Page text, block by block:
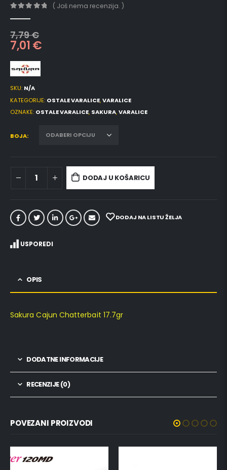
( Još nema recenzija. )
7,79€
7,01€
SKU: N/A
KATEGORIJE: OSTALE VARALICE,VARALICE
OZNAKE: OSTALE VARALICE, SAKURA,VARALICE
BOJA
DODAJ U KOŠARICU
DODAJ NA LISTU ŽELJA
USPOREDI
OPIS
Sakura Cajun Chatterbait 17.7gr
DODATNE INFORMACIJE
RECENZIJE (0)
POVEZANI PROIZVODI